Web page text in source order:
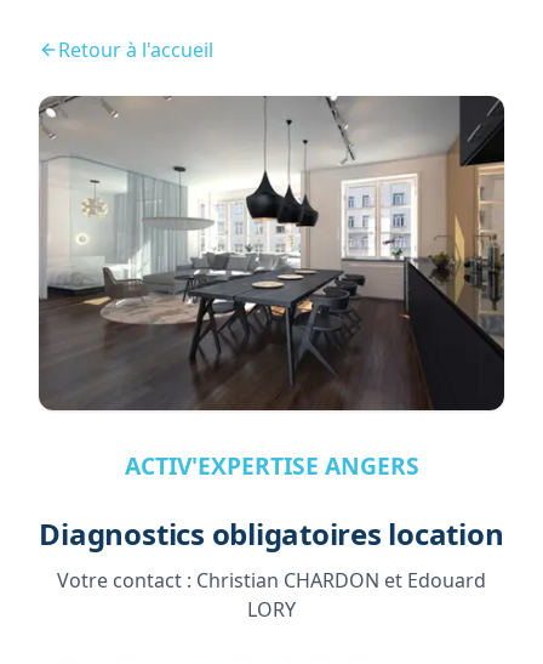
Retour à l'accueil
ACTIV'EXPERTISE ANGERS
Diagnostics obligatoires location
Votre contact : Christian CHARDON et Edouard
LORY